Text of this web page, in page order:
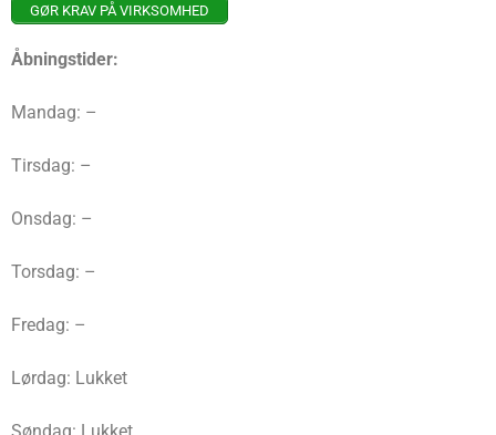
GØR KRAV PÅ VIRKSOMHED
Åbningstider:
Mandag: –
Tirsdag: –
Onsdag: –
Torsdag: –
Fredag: –
Lørdag: Lukket